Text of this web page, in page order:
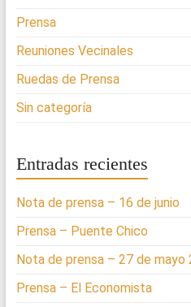
Prensa
Reuniones Vecinales
Ruedas de Prensa
Sin categoría
Entradas recientes
Nota de prensa – 16 de junio
Prensa – Puente Chico
Nota de prensa – 27 de mayo
Prensa – El Economista